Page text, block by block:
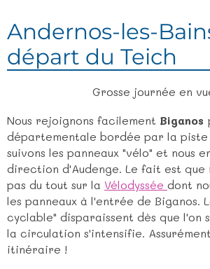
Andernos-les-
départ du Teich
Grosse journée en
Nous rejoignons facilement Biganos
départementale bordée par la piste
suivons les panneaux "vélo" et nous
direction d'Audenge. Le fait est que
pas du tout sur la Vélodyssée dont
les panneaux à l'entrée de Biganos.
cyclable" disparaissent dès que l'on
la circulation s'intensifie.
itinéraire !